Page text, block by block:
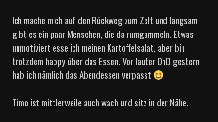
Ich mache mich auf den Rückweg zum Zelt und langsam
gibt es ein paar Menschen, die da rumgammeln. Etwas
unmotiviert esse ich meinen Kartoffelsalat, aber bin
trotzdem happy über das Essen. Vor lauter DnD gestern
hab ich nämlich das Abendessen verpasst
Timo ist mittlerweile auch wach und sitz in der Nähe.